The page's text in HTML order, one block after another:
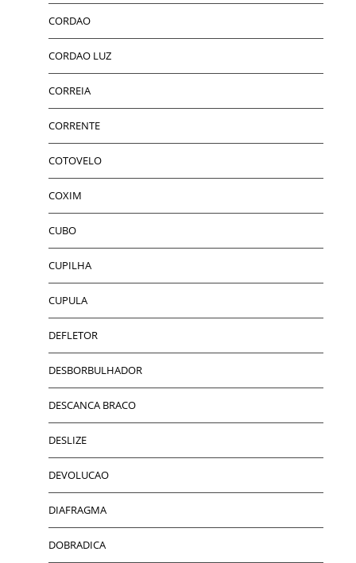
CORDAO
CORDAO LUZ
CORREIA
CORRENTE
COTOVELO
COXIM
CUBO
CUPILHA
CUPULA
DEFLETOR
DESBORBULHADOR
DESCANCA BRACO
DESLIZE
DEVOLUCAO
DIAFRAGMA
DOBRADICA